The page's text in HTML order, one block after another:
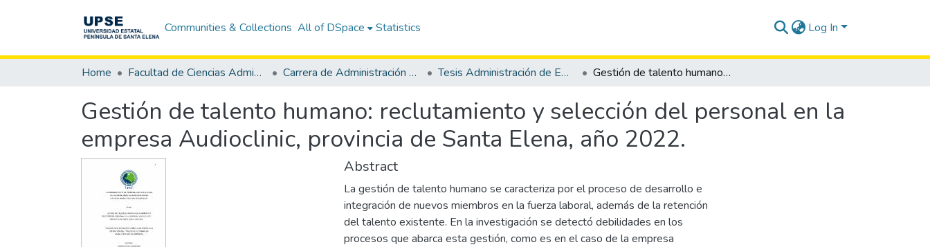
Communities & Collections All of DSpace Statistics Log In
Home Facultad de Ciencias Administrativas Carrera de Administración de Empresas Tesis Administración de Empresas Gestión de talento humano: reclutamiento y selección del personal en la empresa Audioclinic, provincia de Santa Elena, año 2022.
Gestión de talento humano: reclutamiento y selección del personal en la
empresa Audioclinic, provincia de Santa Elena, año 2022.
Abstract
La gestión de talento humano se caracteriza por el proceso de desarrollo e
integración de nuevos miembros en la fuerza laboral, además de la retención
del talento existente. En la investigación se detectó debilidades en los
procesos que abarca esta gestión, como es en el caso de la empresa